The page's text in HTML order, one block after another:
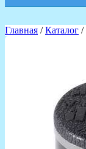
Главная /Каталог /